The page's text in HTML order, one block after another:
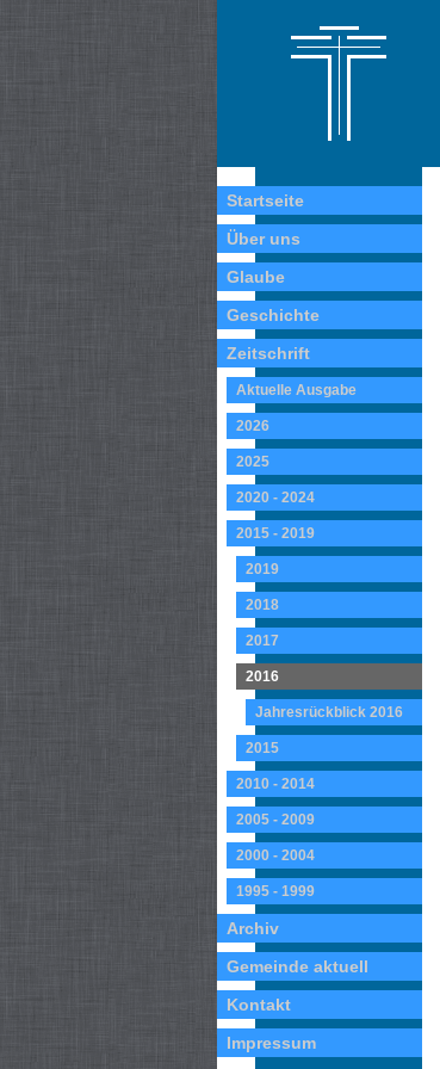
Startseite
Über uns
Glaube
Geschichte
Zeitschrift
Aktuelle Ausgabe
2026
2025
2020 - 2024
2015 - 2019
2019
2018
2017
2016
Jahresrückblick 2016
2015
2010 - 2014
2005 - 2009
2000 - 2004
1995 - 1999
Archiv
Gemeinde aktuell
Kontakt
Impressum